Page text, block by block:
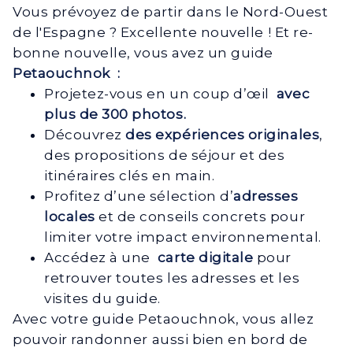
Vous prévoyez de partir dans le Nord-Ouest
de l'Espagne ? Excellente nouvelle ! Et re-
bonne nouvelle, vous avez un guide
Petaouchnok :
Projetez-vous en un coup d’œil avec
plus de 300 photos.
Découvrezdes expériences originales,
des propositions de séjour et des
itinéraires clés en main.
Profitez d’une sélection d’adresses
localeset de conseils concrets pour
limiter votre impact environnemental.
Accédez à une carte digitale pour
retrouver toutes les adresses et les
visites du guide.
Avec votre guide Petaouchnok, vous allez
pouvoir randonner aussi bien en bord de